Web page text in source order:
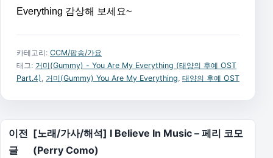
Everything 감상해 보세요~
카테고리: CCM/팝송/가요
태그: 거미(Gummy) - You Are My Everything (태양의 후예 OST
Part.4), 거미(Gummy) You Are My Everything, 태양의 후예 OST
글 탐색
이전
글
[노래/가사/해석] I Believe In Music – 페리 코모
(Perry Como)